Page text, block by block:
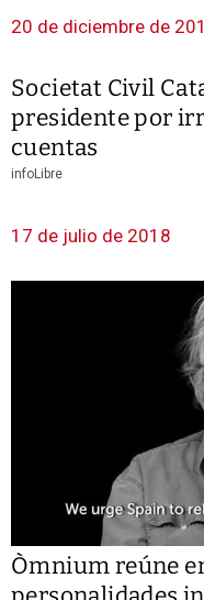
20 de diciembre de
Societat Civil
presidente por
cuentas
infoLibre
17 de julio de 2018
Òmnium reúne